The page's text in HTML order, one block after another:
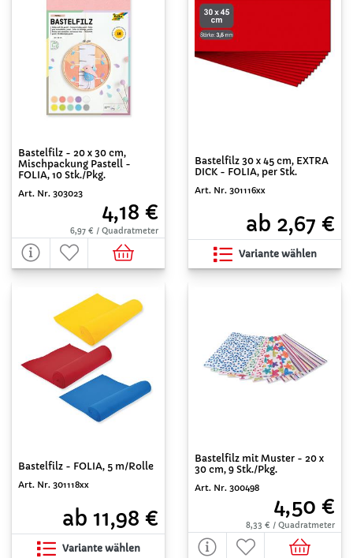
Bastelfilz - 20 x 30 cm,
Mischpackung Pastell -
FOLIA, 10 Stk./Pkg.
Art. Nr. 303023
4,18 €
6,97 € / Quadratmeter
Bastelfilz 30 x 45 cm, EXTRA
DICK - FOLIA, per Stk.
Art. Nr. 301116xx
ab 2,67 €
Variante wählen
Bastelfilz - FOLIA, 5 m/Rolle
Art. Nr. 301118xx
ab 11,98 €
Variante wählen
Bastelfilz mit Muster - 20 x
30 cm, 9 Stk./Pkg.
Art. Nr. 300498
4,50 €
8,33 € / Quadratmeter